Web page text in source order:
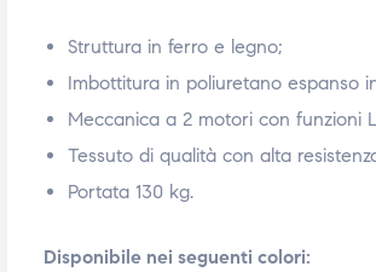
Struttura in ferro e legno;
Imbottitura in poliuretano espanso
Meccanica a 2 motori con funzioni
Tessuto di qualità con alta
Portata 130 kg.
Disponibile nei seguenti colori: